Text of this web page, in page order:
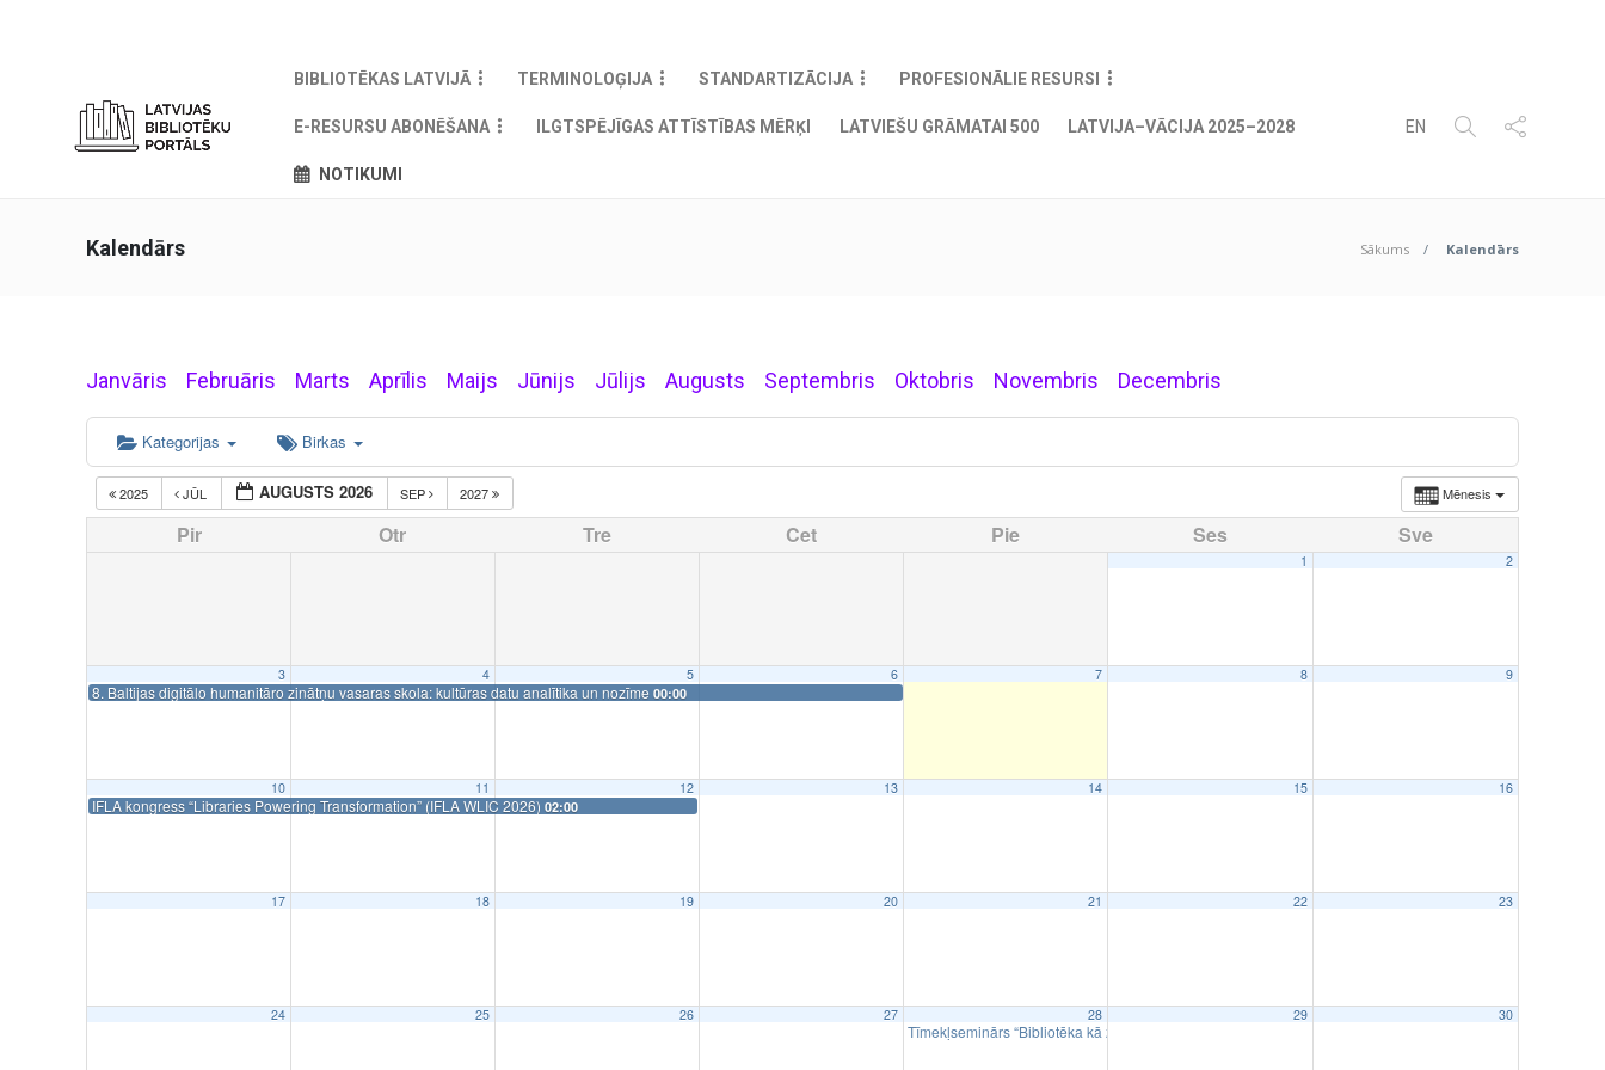
BIBLIOTĒKAS LATVIJĀ TERMINOLOĢIJA STANDARTIZĀCIJA PROFESIONĀLIE RESURSI
E-RESURSU ABONĒŠANA ILGTSPĒJĪGAS ATTĪSTĪBAS MĒRĶI LATVIEŠU GRĀMATAI 500 LATVIJA–VĀCIJA 2025–2028
NOTIKUMI
EN
Kalendārs Sākums Kalendārs
Janvāris Februāris Marts Aprīlis Maijs Jūnijs Jūlijs Augusts Septembris Oktobris Novembris Decembris
Kategorijas Birkas
Mēnesis
2025 JŪL AUGUSTS 2026 SEP 2027
Pir Otr Tre Cet Pie Ses Sve
1 2
3
8. Baltijas digitālo humanitāro zinātņu vasaras skola: kultūras datu analītika un nozīme 00:00
4 5 6 7 8 9
10
IFLA kongress “Libraries Powering Transformation” (IFLA WLIC 2026) 02:00
11 12 13 14 15 16
17 18 19 20 21 22 23
24 25 26 27 28
Tīmekļseminārs “Bibliotēka kā zināšanu navigators. Akadēmiskās bibliotēkas jaunā loma pētniecībā un
29 30